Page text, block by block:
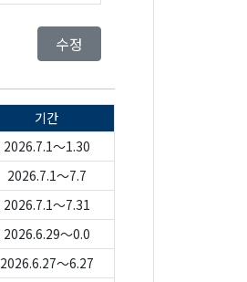
수정
기간
2026.7.1～1.30
2026.7.1～7.7
2026.7.1～7.31
2026.6.29～0.0
2026.6.27～6.27